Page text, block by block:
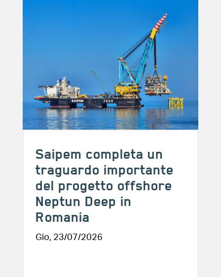
Saipem completa un
traguardo importante
del progetto offshore
Neptun Deep in
Romania
Gio, 23/07/2026